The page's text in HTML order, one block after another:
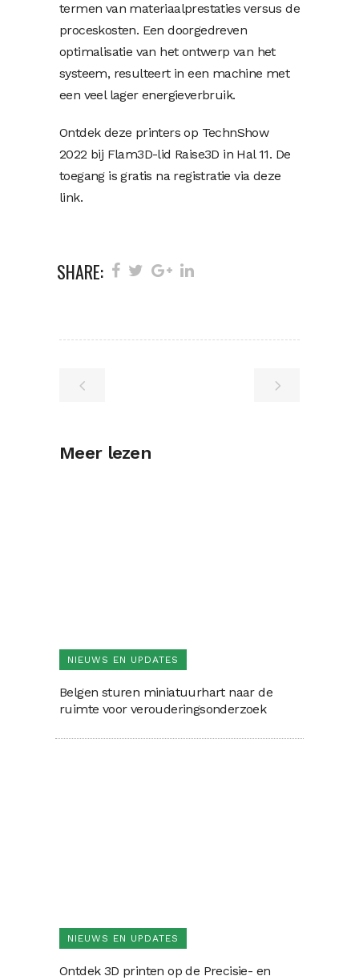
termen van materiaalprestaties versus de
proceskosten. Een doorgedreven
optimalisatie van het ontwerp van het
systeem, resulteert in een machine met
een veel lager energieverbruik.
Ontdek deze printers op TechnShow
2022 bij Flam3D-lid Raise3D in Hal 11. De
toegang is gratis na registratie via deze
link.
SHARE:
Meer lezen
NIEUWS EN UPDATES
Belgen sturen miniatuurhart naar de
ruimte voor verouderingsonderzoek
NIEUWS EN UPDATES
Ontdek 3D printen op de Precisie- en